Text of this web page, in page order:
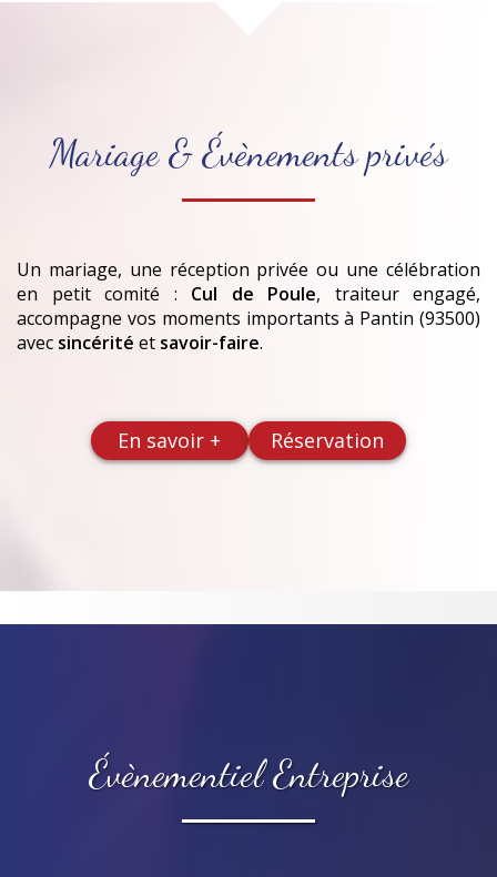
Mariage & Évènements privés
Un mariage, une réception privée ou une célébration
en petit comité : Cul de Poule, traiteur engagé,
accompagne vos moments importantsà Pantin (93500)
avec sincérité et savoir-faire.
En savoir + Réservation
Évènementiel Entreprise